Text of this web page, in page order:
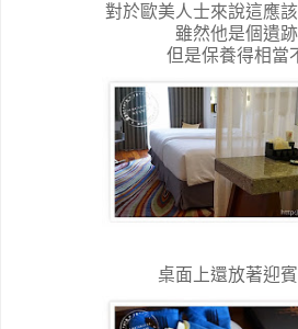
對於歐美人士來說這應
雖然他是個遺
但是保養得相當
桌面上還放著迎